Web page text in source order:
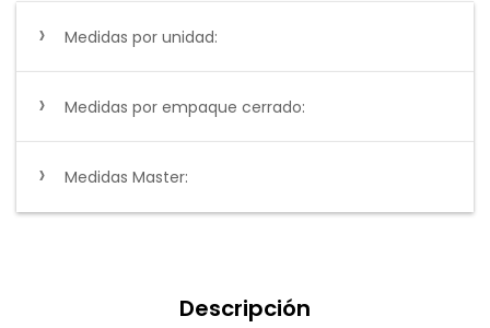
Medidas por unidad:
Medidas por empaque cerrado:
Medidas Master:
Descripción